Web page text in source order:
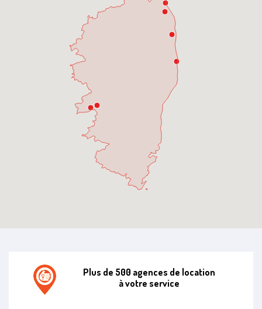
Plus de 500 agences de location
à votre service